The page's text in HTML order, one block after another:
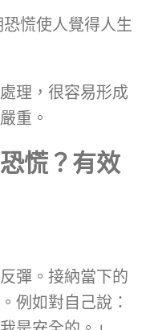
慌使人覺得人生
理，很容易形成
重。
慌？有效
彈。接納當下的
例如對自己說：